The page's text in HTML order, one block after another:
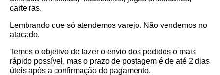
carteiras.
Lembrando que só atendemos varejo. Não vendemos no
atacado.
Temos o objetivo de fazer o envio dos pedidos o mais
rápido possível, mas o prazo de postagem é de até 2 dias
úteis após a confirmação do pagamento.